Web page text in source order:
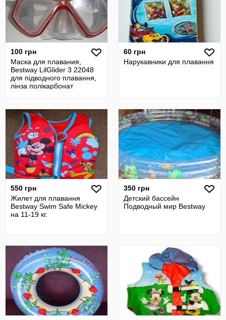
100 грн
Маска для плавания,
Bestway LilGlider 3 22048
для підводного плавання,
лінза полікарбонат
60 грн
Нарукавники для плавання
550 грн
Жилет для плавання
Bestway Swim Safe Mickey
на 11-19 кг.
350 грн
Детский бассейн
Подводный мир Bestway